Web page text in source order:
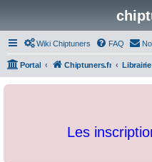
Wiki Chiptuners FAQ
Portal Chiptuners.fr
Les